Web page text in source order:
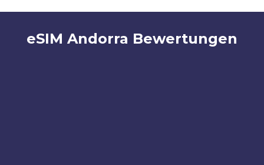
eSIM Andorra Bewertungen